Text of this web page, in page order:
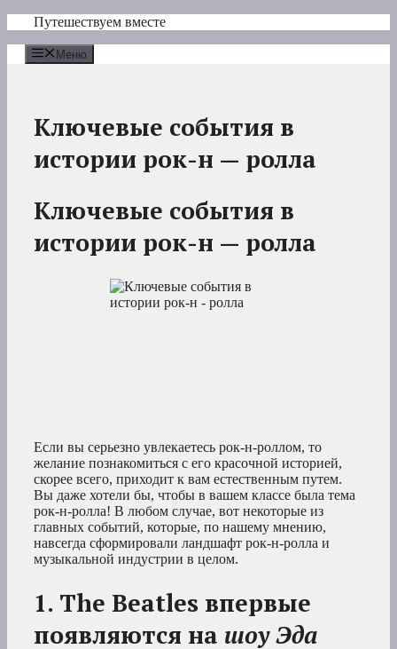
Перейти
содержимому
Путешествуем вместе
Меню
Ключевые события в
истории рок-н — ролла
Ключевые события в
истории рок-н — ролла
Если вы серьезно увлекаетесь рок-н-роллом, то
желание познакомиться с его красочной историей,
скорее всего, приходит к вам естественным путем.
Вы даже хотели бы, чтобы в вашем классе была тема
рок-н-ролла! В любом случае, вот некоторые из
главных событий, которые, по нашему мнению,
навсегда сформировали ландшафт рок-н-ролла и
музыкальной индустрии в целом.
1. The Beatles впервые
появляются на шоу Эда